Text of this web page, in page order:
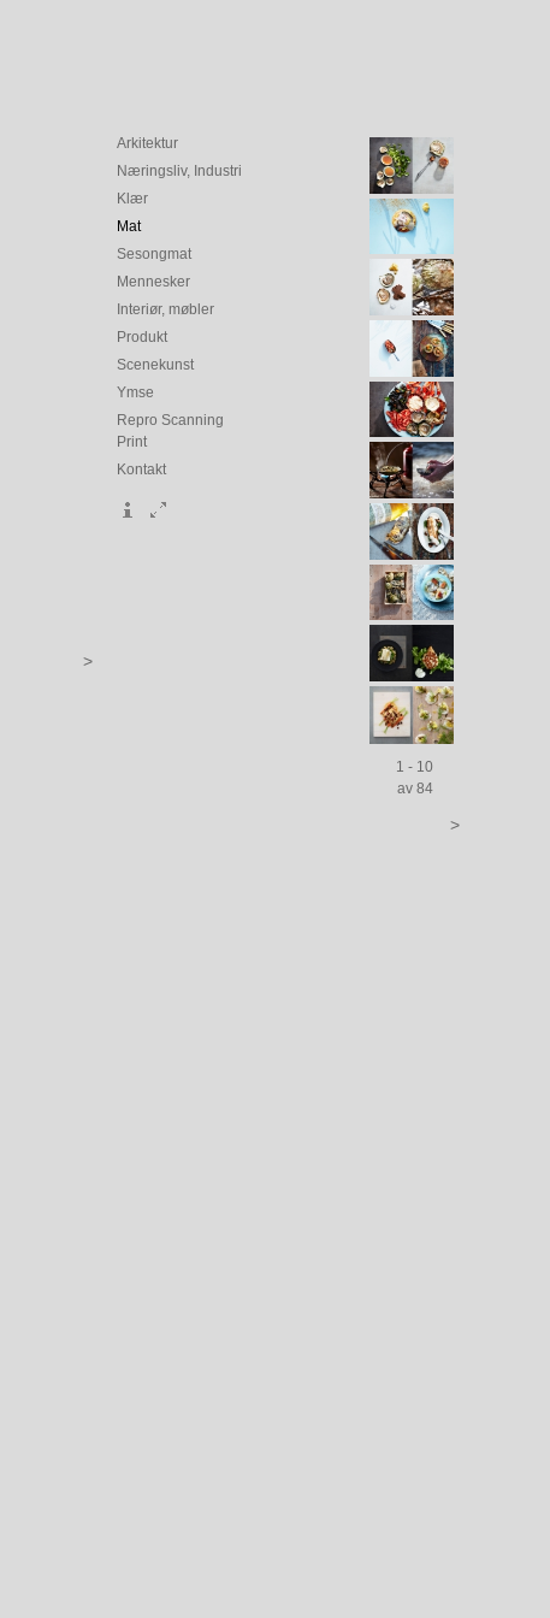
>
Arkitektur
Næringsliv, Industri
Klær
Mat
Sesongmat
Mennesker
Interiør, møbler
Produkt
Scenekunst
Ymse
Repro Scanning
Print
Kontakt
1 - 10
av 84
>